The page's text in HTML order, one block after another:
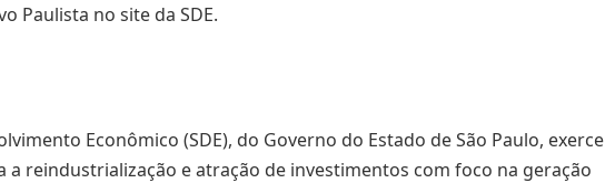
Paulista no site da SDE.
Econômico (SDE), do Governo do Estado de São Paulo, exerce
a reindustrialização e atração de investimentos com foco na geração